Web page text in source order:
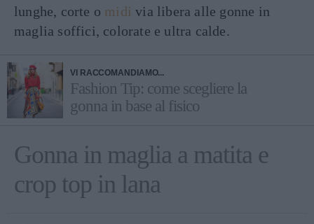
lunghe, corte o midi via libera alle gonne in
maglia soffici, colorate e ultra calde.
VI RACCOMANDIAMO...
Fashion Tip: come scegliere la
gonna in base al fisico
Gonna in maglia a matita e
crop top in lana